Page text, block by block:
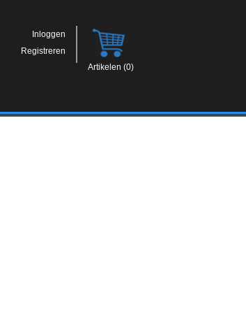
Inloggen
Registreren
Artikelen (0)